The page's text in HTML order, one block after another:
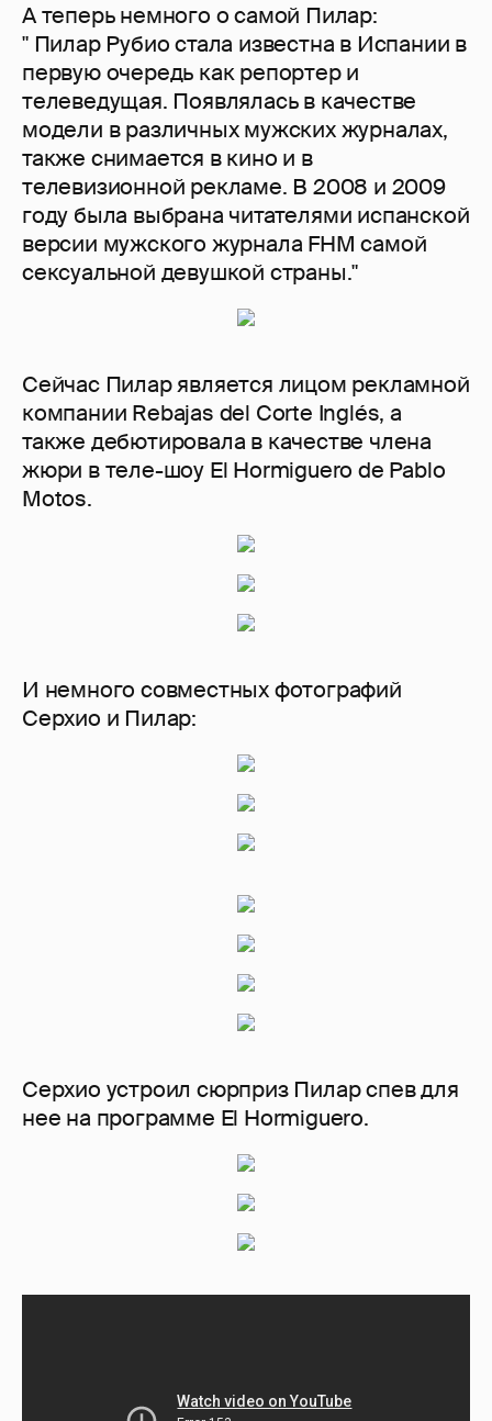
А теперь немного о самой Пилар:
" Пилар Рубио стала известна в Испании в
первую очередь как репортер и
телеведущая. Появлялась в качестве
модели в различных мужских журналах,
также снимается в кино и в
телевизионной рекламе. В 2008 и 2009
году была выбрана читателями испанской
версии мужского журнала FHM самой
сексуальной девушкой страны."
Сейчас Пилар является лицом рекламной
компании Rebajas del Corte Inglés, а
также дебютировала в качестве члена
жюри в теле-шоу El Hormiguero de Pablo
Motos.
И немного совместных фотографий
Серхио и Пилар:
Серхио устроил сюрприз Пилар спев для
нее на программе El Hormiguero.